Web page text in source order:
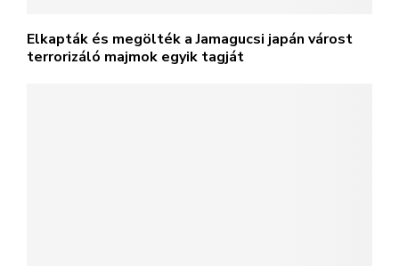
Elkapták és megölték a Jamagucsi japán várost
terrorizáló majmok egyik tagját